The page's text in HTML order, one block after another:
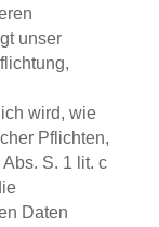
unser
wird, wie
Pflichten,
S. 1 lit. c
Daten